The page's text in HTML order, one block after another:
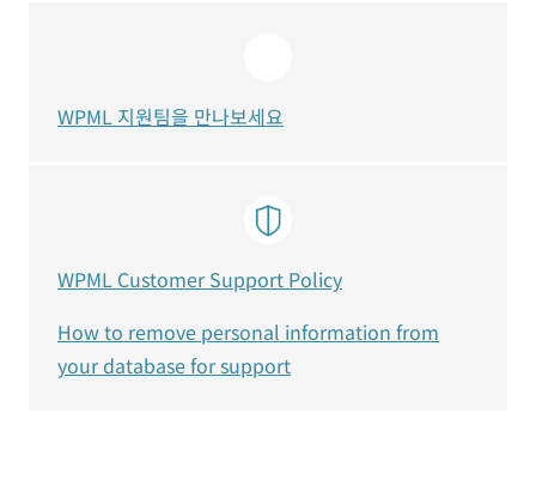
WPML 지원팀을 만나보세요
WPML Customer Support Policy
How to remove personal information from
your database for support